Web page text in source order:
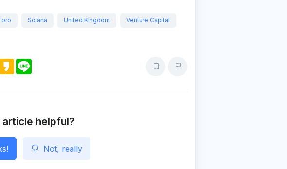
Solana United Kingdom Venture Capital
K
a
article helpful?
Not, really